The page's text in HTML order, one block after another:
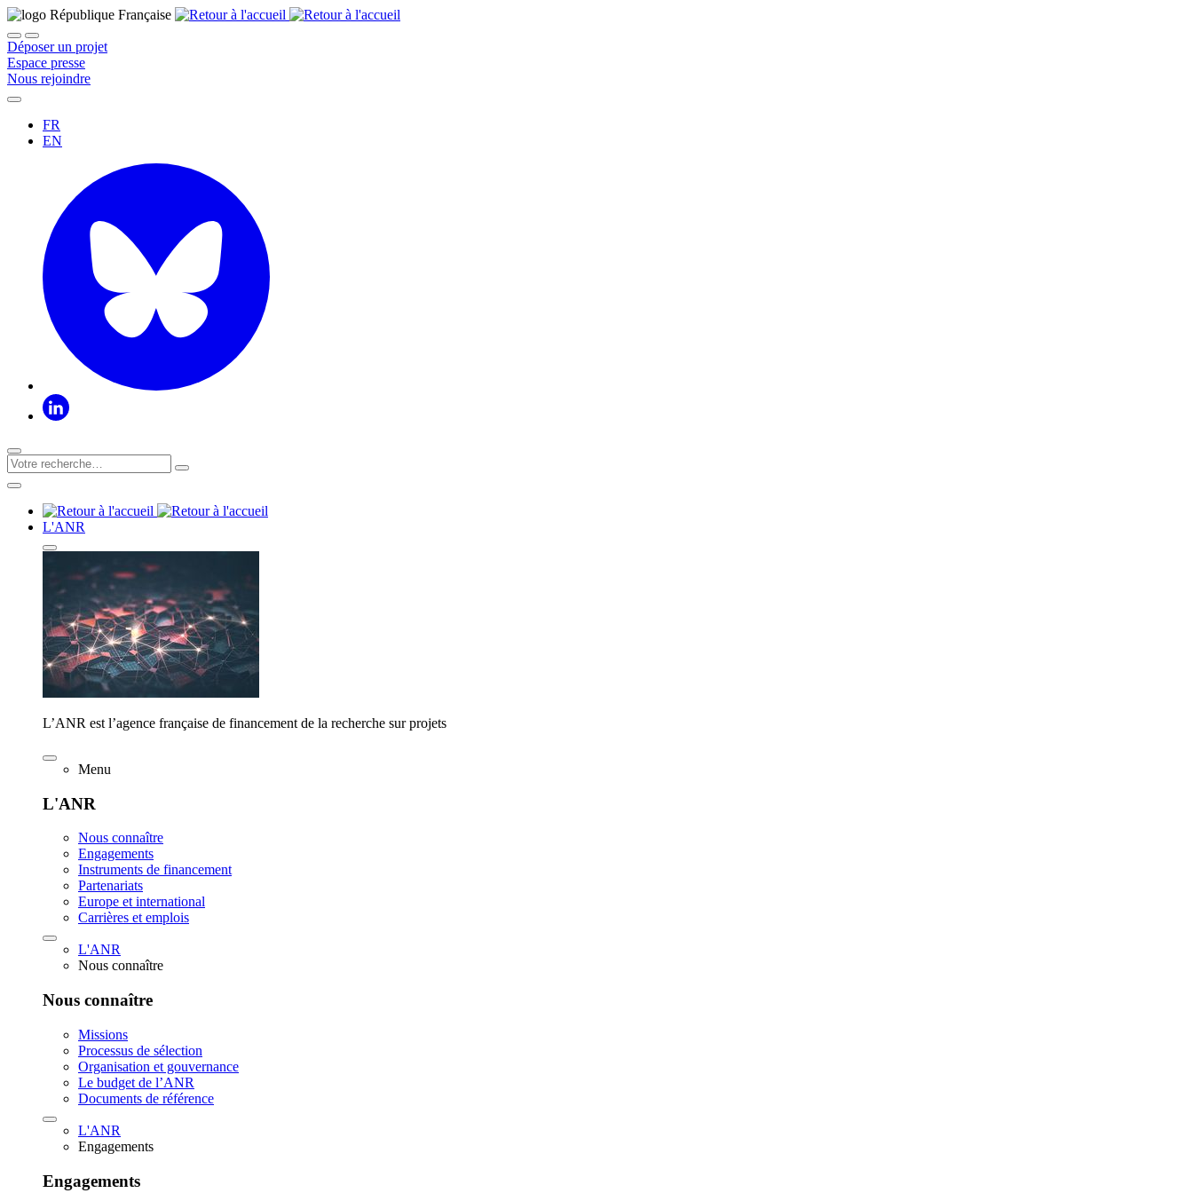
Déposer un projet
Espace presse
Nous rejoindre
FR
EN
L'ANR
L’ANR est l’agence française de financement de la recherche sur projets
Menu
L'ANR
Nous connaître
Engagements
Instruments de financement
Partenariats
Europe et international
Carrières et emplois
L'ANR
Nous connaître
Nous connaître
Missions
Processus de sélection
Organisation et gouvernance
Le budget de l’ANR
Documents de référence
L'ANR
Engagements
Engagements